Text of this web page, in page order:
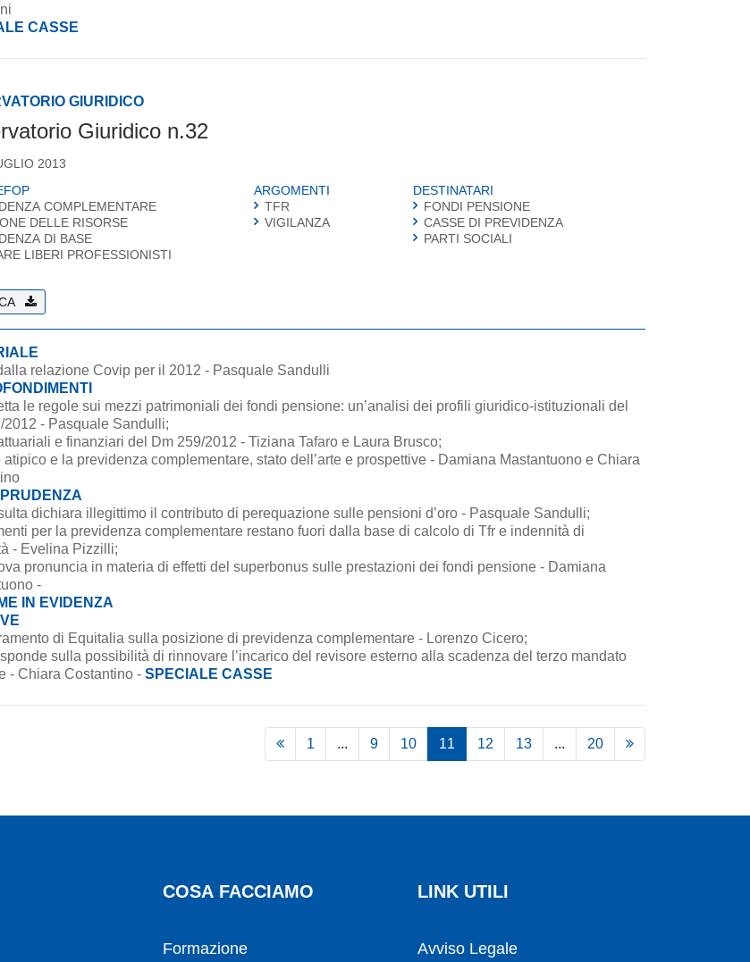
CASSE
GIURIDICO
Giuridico n.32
2013
COMPLEMENTARE
DELLE RISORSE
DI BASE
LIBERI PROFESSIONISTI
ARGOMENTI
TFR
VIGILANZA
DESTINATARI
FONDI PENSIONE
CASSE DI PREVIDENZA
PARTI SOCIALI
relazione Covip per il 2012 - Pasquale Sandulli
le regole sui mezzi patrimoniali dei fondi pensione: un’analisi dei profili giuridico-istituzionali del
2012 - Pasquale Sandulli;
attuariali e finanziari del Dm 259/2012 - Tiziana Tafaro e Laura Brusco;
atipico e la previdenza complementare, stato dell’arte e prospettive - Damiana Mastantuono e Chiara
dichiara illegittimo il contributo di perequazione sulle pensioni d’oro - Pasquale Sandulli;
per la previdenza complementare restano fuori dalla base di calcolo di Tfr e indennità di
- Evelina Pizzilli;
pronuncia in materia di effetti del superbonus sulle prestazioni dei fondi pensione - Damiana
-
IN EVIDENZA
di Equitalia sulla posizione di previdenza complementare - Lorenzo Cicero;
sulla possibilità di rinnovare l’incarico del revisore esterno alla scadenza del terzo mandato
- Chiara Costantino - SPECIALE CASSE
1 ... 9 10 11 12 13 ... 20
COSA FACCIAMO
Formazione
LINK UTILI
Avviso Legale